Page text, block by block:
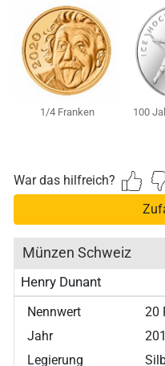
1/4 Franken 100
War das hilfreich?
Münzen Schweiz
Henry Dunant
Nennwert
20
Jahr